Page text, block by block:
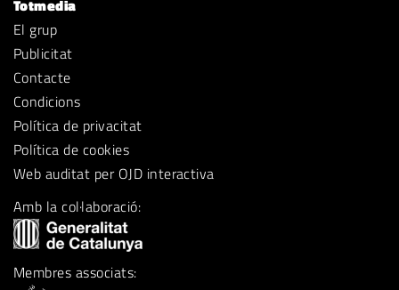
Totmedia
El grup
Publicitat
Contacte
Condicions
Política de privacitat
Política de cookies
Web auditat per OJD interactiva
Amb la col·laboració:
Membres associats: